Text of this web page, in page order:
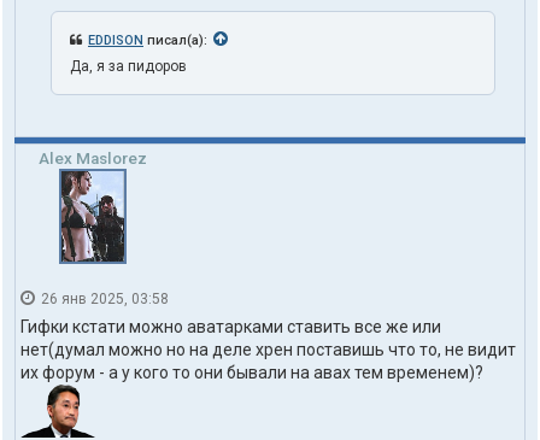
EDDISON писал(а):
Да, я за пидоров
Alex Maslorez
26 янв 2025, 03:58
Гифки кстати можно аватарками ставить все же или
нет(думал можно но на деле хрен поставишь что то, не видит
их форум - а у кого то они бывали на авах тем временем)?